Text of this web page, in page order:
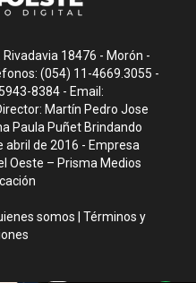
18476 - Morón -
(054) 11-4669.3055 -
8384 - Email:
Martín Pedro Jose
Paula Puñet Brindando
de 2016 - Empresa
Oeste – Prisma Medios
somos |Términos y